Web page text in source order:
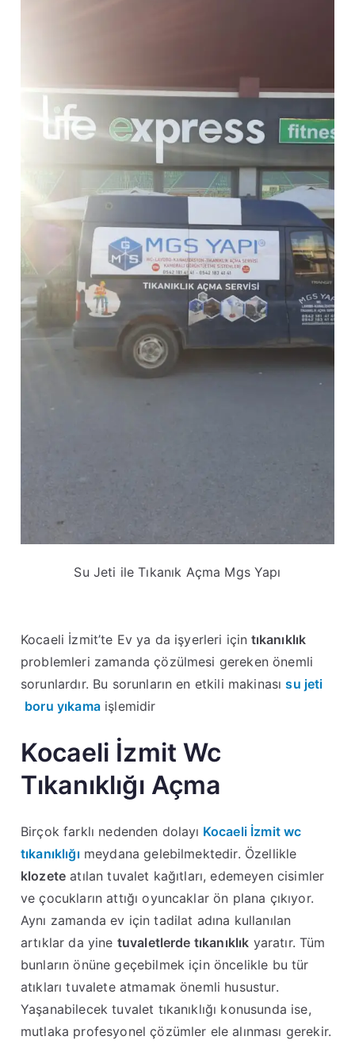
Su Jeti ile Tıkanık Açma Mgs Yapı
Kocaeli İzmit’te Ev ya da işyerleri için tıkanıklık
problemleri zamanda çözülmesi gereken önemli
sorunlardır. Bu sorunların en etkili makinasısu jeti
boru yıkamaişlemidir
Kocaeli İzmit Wc
Tıkanıklığı Açma
Birçok farklı nedenden dolayı Kocaeli İzmit wc
tıkanıklığımeydana gelebilmektedir. Özellikle
klozete atılan tuvalet kağıtları, edemeyen cisimler
ve çocukların attığı oyuncaklar ön plana çıkıyor.
Aynı zamanda ev için tadilat adına kullanılan
artıklar da yine tuvaletlerde tıkanıklık yaratır. Tüm
bunların önüne geçebilmek için öncelikle bu tür
atıkları tuvalete atmamak önemli husustur.
Yaşanabilecek tuvalet tıkanıklığı konusunda ise,
mutlaka profesyonel çözümler ele alınması gerekir.